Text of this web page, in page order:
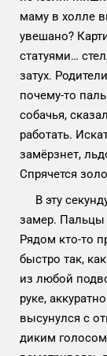
маму в холле
увешано?
статуями…
затух.
почему-то
собачья,
работать.
замёрзнет,
Спрячется
В эту
замер. Пальцы
Рядом кто-то
быстро так,
из любой
руке,
высунулся с
диким